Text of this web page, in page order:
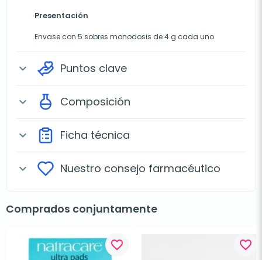
Presentación
Envase con 5 sobres monodosis de 4 g cada uno.
expand_more Puntos clave
expand_more Composición
expand_more Ficha técnica
expand_more Nuestro consejo farmacéutico
Comprados conjuntamente
favorite_border favorite_border